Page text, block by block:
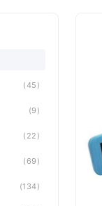
(45)
(9)
(22)
(69)
(134)